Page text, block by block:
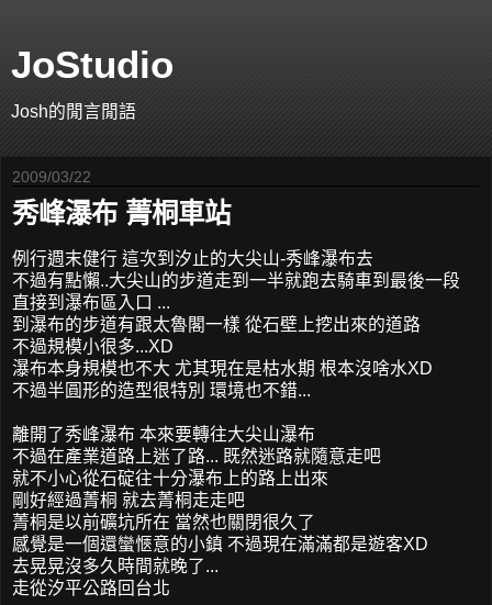
JoStudio
Josh的閒言閒語
2009/03/22
秀峰瀑布 菁桐車站
例行週末健行 這次到汐止的大尖山-秀峰瀑布去
不過有點懶..大尖山的步道走到一半就跑去騎車到最後一段
直接到瀑布區入口 ...
到瀑布的步道有跟太魯閣一樣 從石壁上挖出來的道路
不過規模小很多...XD
瀑布本身規模也不大 尤其現在是枯水期 根本沒啥水XD
不過半圓形的造型很特別 環境也不錯...
離開了秀峰瀑布 本來要轉往大尖山瀑布
不過在產業道路上迷了路... 既然迷路就隨意走吧
就不小心從石碇往十分瀑布上的路上出來
剛好經過菁桐 就去菁桐走走吧
菁桐是以前礦坑所在 當然也關閉很久了
感覺是一個還蠻愜意的小鎮 不過現在滿滿都是遊客XD
去晃晃沒多久時間就晚了...
走從汐平公路回台北